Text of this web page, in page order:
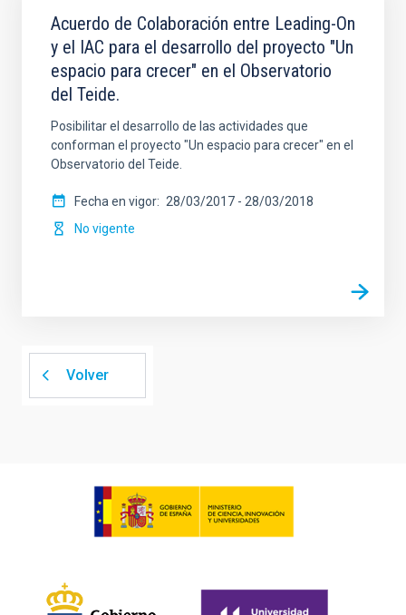
Acuerdo de Colaboración entre Leading-On
y el IAC para el desarrollo del proyecto "Un
espacio para crecer" en el Observatorio
del Teide.
Posibilitar el desarrollo de las actividades que
conforman el proyecto "Un espacio para crecer" en el
Observatorio del Teide.
Fecha en vigor 28/03/2017 - 28/03/2018
No vigente
Volver